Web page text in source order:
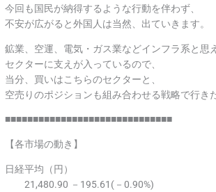
今回も国民が納得するような行動を伴わず、
不安が広がると外国人は当然、出ていきます。
鉱業、空運、電気・ガス業などインフラ系と思
セクターに支えが入っているので、
当分、買いはこちらのセクターと、
空売りのポジションも組み合わせる戦略で行き
■■■■■■■■■■■■■■■■■■■■■■■■■■■■■■
【各市場の動き】
日経平均（円）
21,480.90 －195.61(－0.90%)